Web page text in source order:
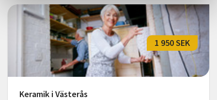
Keramik i Västerås
1 950 SEK